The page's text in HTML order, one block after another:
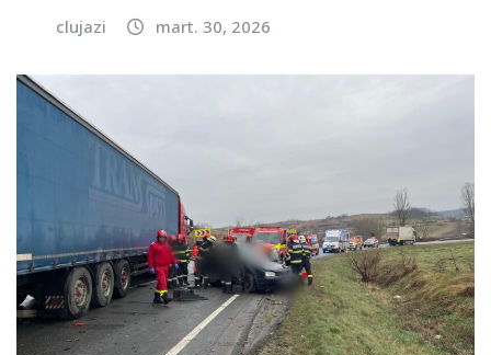
clujazi mart. 30, 2026